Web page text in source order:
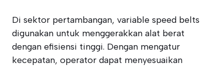
Di sektor pertambangan, variable speed belts
digunakan untuk menggerakkan alat berat
dengan efisiensi tinggi. Dengan mengatur
kecepatan, operator dapat menyesuaikan